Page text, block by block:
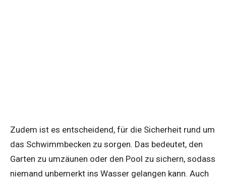
Zudem ist es entscheidend, für die Sicherheit rund um
das Schwimmbecken zu sorgen. Das bedeutet, den
Garten zu umzäunen oder den Pool zu sichern, sodass
niemand unbemerkt ins Wasser gelangen kann. Auch